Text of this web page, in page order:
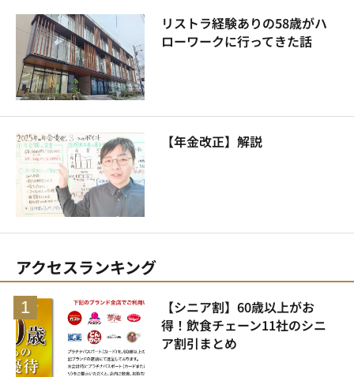
リストラ経験ありの58歳がハ
ローワークに行ってきた話
【年金改正】解説
アクセスランキング
【シニア割】60歳以上がお
得！飲食チェーン11社のシニ
ア割引まとめ